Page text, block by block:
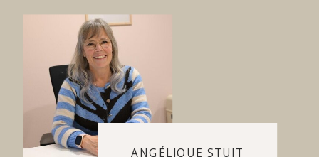
ANGÉLIQUE STUIT